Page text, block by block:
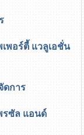
แวลูเอชั่น
การ
แอนด์